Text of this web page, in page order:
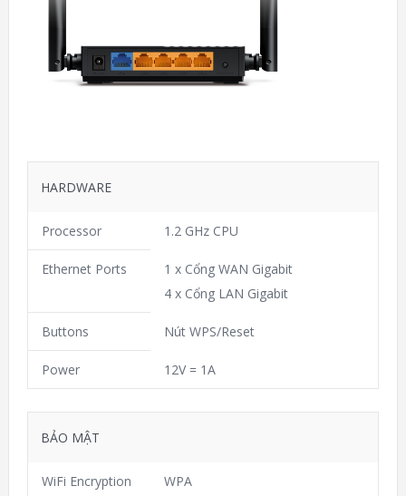
HARDWARE
Processor 1.2 GHz CPU
Ethernet Ports
1 x Cổng WAN Gigabit
4 x Cổng LAN Gigabit
Buttons Nút WPS/Reset
Power 12V = 1A
BẢO MẬT
WiFi Encryption
WPA